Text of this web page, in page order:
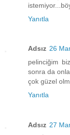
Yanıtla
Adsız 26
pelinciğim
sonra da
çok güzel
Yanıtla
Adsız 27